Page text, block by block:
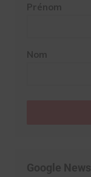
Prénom
Nom
Google News